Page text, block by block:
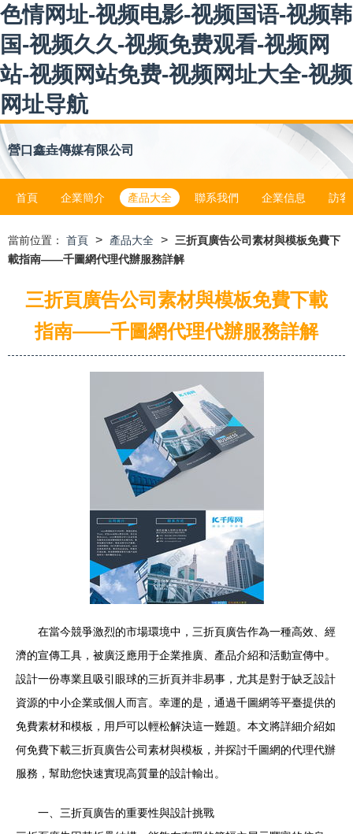
色情网址-视频电影-视频国语-视频韩
国-视频久久-视频免费观看-视频网
站-视频网站免费-视频网址大全-视频
网址导航
營口鑫垚傳媒有限公司
首頁 企業簡介 產品大全 聯系我們 企業信息 訪客
當前位置： 首頁 > 產品大全 >
三折頁廣告公司素材與模板免費下
載指南——千圖網代理代辦服務詳解
三折頁廣告公司素材與模板免費下載
指南——千圖網代理代辦服務詳解
在當今競爭激烈的市場環境中，三折頁廣告作為一種高效、經
濟的宣傳工具，被廣泛應用于企業推廣、產品介紹和活動宣傳中。
設計一份專業且吸引眼球的三折頁并非易事，尤其是對于缺乏設計
資源的中小企業或個人而言。幸運的是，通過千圖網等平臺提供的
免費素材和模板，用戶可以輕松解決這一難題。本文將詳細介紹如
何免費下載三折頁廣告公司素材與模板，并探討千圖網的代理代辦
服務，幫助您快速實現高質量的設計輸出。
一、三折頁廣告的重要性與設計挑戰